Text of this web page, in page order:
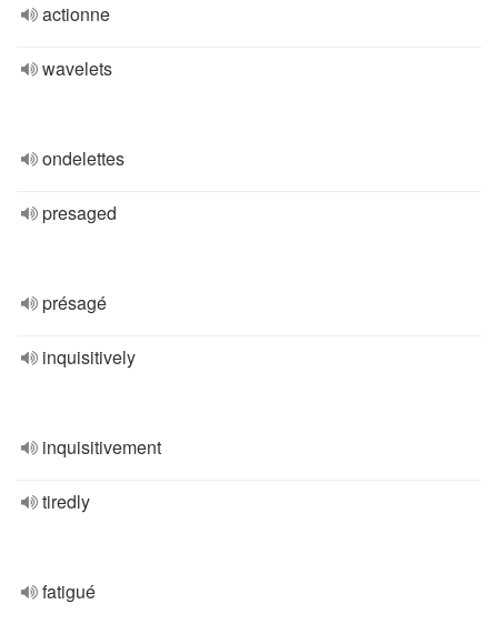
actionne
wavelets
ondelettes
presaged
présagé
inquisitively
inquisitivement
tiredly
fatigué